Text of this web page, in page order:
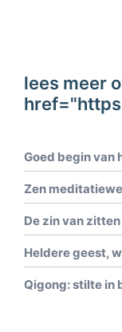
lees meer
Goed begin van
Zen
De zin van zitten
Heldere geest,
Qigong: stilte in